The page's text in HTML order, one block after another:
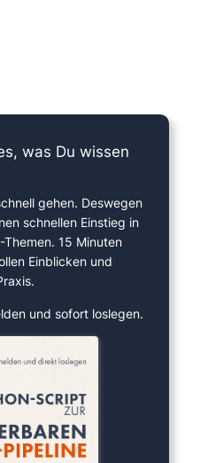
was Du wissen
gehen. Deswegen
schnellen Einstieg in
15 Minuten
Einblicken und
und sofort loslegen.